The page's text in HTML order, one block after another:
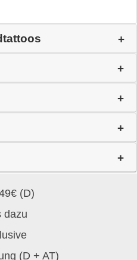
(D)
dazu
(D + AT)